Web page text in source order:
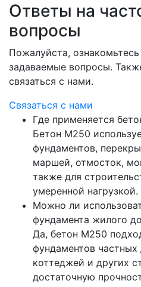
Ответы на
вопросы
Пожалуйста,
задаваемые вопросы.
связаться с нами.
Связаться с нами
Где применяется
Бетон М250
фундаментов,
маршей, отмосток,
также для
умеренной нагрузкой.
Можно ли
фундамента жилого
Да, бетон М250
фундаментов
коттеджей и других
достаточную